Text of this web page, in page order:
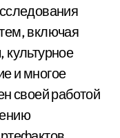
включая
культурное
и многое
своей работой